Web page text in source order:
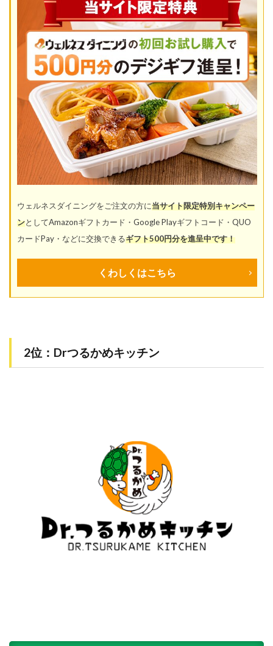
ウェルネスダイニングをご注文の方に当サイト限定特別キャンペー
ンとしてAmazonギフトカード・Google Playギフトコード・QUO
カードPay・などに交換できるギフト500円分を進呈中です！
くわしくはこちら
2位：Drつるかめキッチン